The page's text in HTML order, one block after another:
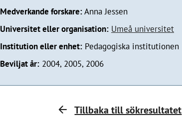
Medverkande forskare:Anna Jessen
Universitet eller organisation: Umeå universitet
Institution eller enhet:Pedagogiska institutionen
Beviljat år: 2004, 2005, 2006
Tillbaka till sökresultatet